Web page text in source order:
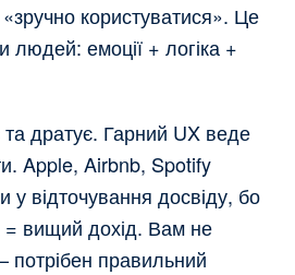
користуватися». Це
людей: емоції + логіка +
дратує. Гарний UX веде
Apple, Airbnb, Spotify
у відточування досвіду, бо
вищий дохід. Вам не
потрібен правильний